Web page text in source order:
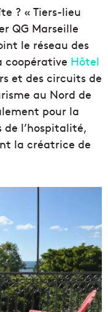
? « Tiers-lieu
QG Marseille
le réseau des
coopérative Hôtel
et des circuits de
au Nord de
pour la
de l’hospitalité,
la créatrice de